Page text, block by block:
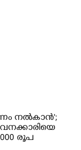
നൽകാൻ';
രൂപ